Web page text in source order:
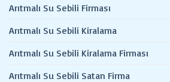
Arıtmalı Su Sebili Firması
Arıtmalı Su Sebili Kiralama
Arıtmalı Su Sebili Kiralama Firması
Arıtmalı Su Sebili Satan Firma